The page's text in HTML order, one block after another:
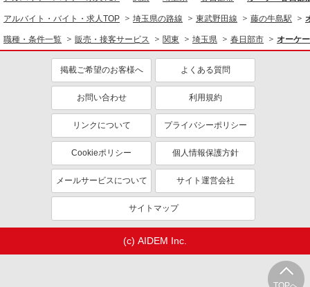
目 1日5,000円 （例）1ヶ月20日間の扶養内のお
仕事の場合5,000円×20日＝100,000円 ※扶養内は
月収108,000円まで 平均月収130,000円 ◆商品買
取りなし！働いた分はしっかり稼げます 収入保障
期間：5か月
【宅配センター】春日部 埼玉県春日部市南1丁
目11-6
キープ 詳細を見る
埼玉東部ヤクルト販売株式会社／春日部中央センター
ヤクルトスタッフ
目 1日5,000円 （例）1ヶ月20日間の扶養内のお
仕事の場合5,000円×20日＝100,000円 ※扶養内は
月収108,000円まで 平均月収130,000円 ◆商品買
取りなし！働いた分はしっかり稼げます 収入保障
期間：5か月
【宅配センター】春日部中央 埼玉県春日部市
谷原3-16-9
アルバイト・バイト・求人TOP 埼玉県の路線 東武野田線 藤の牛島駅
職種・条件一覧 販売・接客サービス 関東 埼玉県 春日部市 オーケ
掲載ご希望のお客様へ よくある質問
お問い合わせ 利用規約
リンクについて プライバシーポリシー
Cookieポリシー 個人情報保護方針
メールサービスについて サイト運営会社
サイトマップ
(c) AIDEM Inc.